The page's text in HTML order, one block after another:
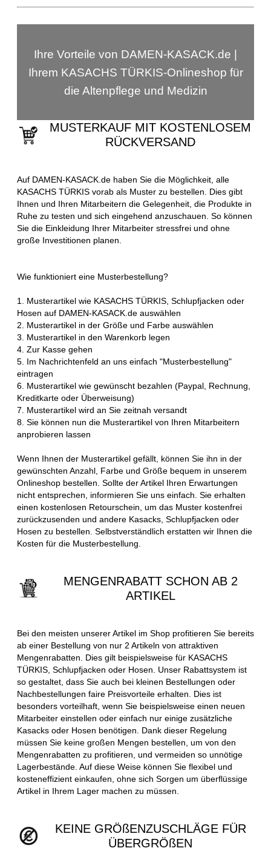
Ihre Vorteile von DAMEN-KASACK.de |
Ihrem KASACHS TÜRKIS-Onlineshop für
die Altenpflege und Medizin
MUSTERKAUF MIT KOSTENLOSEM
RÜCKVERSAND
Auf DAMEN-KASACK.de haben Sie die Möglichkeit, alle
KASACHS TÜRKIS vorab als Muster zu bestellen. Dies gibt
Ihnen und Ihren Mitarbeitern die Gelegenheit, die Produkte in
Ruhe zu testen und sich eingehend anzuschauen. So können
Sie die Einkleidung Ihrer Mitarbeiter stressfrei und ohne
große Investitionen planen.
Wie funktioniert eine Musterbestellung?
1. Musterartikel wie KASACHS TÜRKIS, Schlupfjacken oder
Hosen auf DAMEN-KASACK.de auswählen
2. Musterartikel in der Größe und Farbe auswählen
3. Musterartikel in den Warenkorb legen
4. Zur Kasse gehen
5. Im Nachrichtenfeld an uns einfach "Musterbestellung"
eintragen
6. Musterartikel wie gewünscht bezahlen (Paypal, Rechnung,
Kreditkarte oder Überweisung)
7. Musterartikel wird an Sie zeitnah versandt
8. Sie können nun die Musterartikel von Ihren Mitarbeitern
anprobieren lassen
Wenn Ihnen der Musterartikel gefällt, können Sie ihn in der
gewünschten Anzahl, Farbe und Größe bequem in unserem
Onlineshop bestellen. Sollte der Artikel Ihren Erwartungen
nicht entsprechen, informieren Sie uns einfach. Sie erhalten
einen kostenlosen Retourschein, um das Muster kostenfrei
zurückzusenden und andere Kasacks, Schlupfjacken oder
Hosen zu bestellen. Selbstverständlich erstatten wir Ihnen die
Kosten für die Musterbestellung.
MENGENRABATT SCHON AB 2
ARTIKEL
Bei den meisten unserer Artikel im Shop profitieren Sie bereits
ab einer Bestellung von nur 2 Artikeln von attraktiven
Mengenrabatten. Dies gilt beispielsweise für KASACHS
TÜRKIS, Schlupfjacken oder Hosen. Unser Rabattsystem ist
so gestaltet, dass Sie auch bei kleinen Bestellungen oder
Nachbestellungen faire Preisvorteile erhalten. Dies ist
besonders vorteilhaft, wenn Sie beispielsweise einen neuen
Mitarbeiter einstellen oder einfach nur einige zusätzliche
Kasacks oder Hosen benötigen. Dank dieser Regelung
müssen Sie keine großen Mengen bestellen, um von den
Mengenrabatten zu profitieren, und vermeiden so unnötige
Lagerbestände. Auf diese Weise können Sie flexibel und
kosteneffizient einkaufen, ohne sich Sorgen um überflüssige
Artikel in Ihrem Lager machen zu müssen.
KEINE GRÖßENZUSCHLÄGE FÜR
ÜBERGRÖßEN